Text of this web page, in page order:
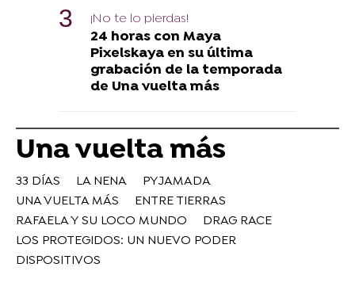
¡No te lo pierdas!
24 horas con Maya
Pixelskaya en su última
grabación de la temporada
de Una vuelta más
Una vuelta más
33 DÍAS LA NENA
PYJAMADA
UNA VUELTA MÁS
ENTRE TIERRAS
RAFAELA Y SU LOCO MUNDO
DRAG RACE
LOS PROTEGIDOS: UN NUEVO PODER
DISPOSITIVOS